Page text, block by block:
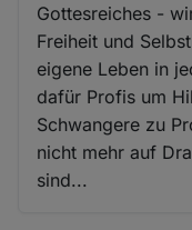
Gottesreiches -
Freiheit und
eigene Leben in
dafür Profis um
Schwangere zu
nicht mehr auf
sind...